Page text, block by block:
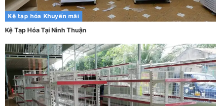
Kệ tạp hóa Khuyến mãi
Kệ Tạp Hóa Tại Ninh Thuận